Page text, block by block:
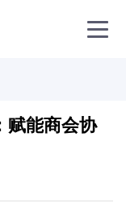
赋能商会协